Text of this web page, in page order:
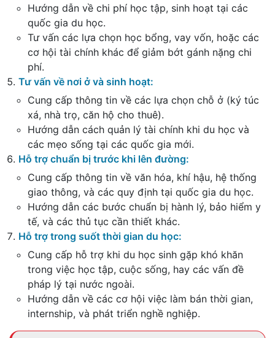
Hướng dẫn về chi phí học tập, sinh hoạt tại các
quốc gia du học.
Tư vấn các lựa chọn học bổng, vay vốn, hoặc các
cơ hội tài chính khác để giảm bớt gánh nặng chi
phí.
Tư vấn về nơi ở và sinh hoạt:
Cung cấp thông tin về các lựa chọn chỗ ở (ký túc
xá, nhà trọ, căn hộ cho thuê).
Hướng dẫn cách quản lý tài chính khi du học và
các mẹo sống tại các quốc gia mới.
Hỗ trợ chuẩn bị trước khi lên đường:
Cung cấp thông tin về văn hóa, khí hậu, hệ thống
giao thông, và các quy định tại quốc gia du học.
Hướng dẫn các bước chuẩn bị hành lý, bảo hiểm y
tế, và các thủ tục cần thiết khác.
Hỗ trợ trong suốt thời gian du học:
Cung cấp hỗ trợ khi du học sinh gặp khó khăn
trong việc học tập, cuộc sống, hay các vấn đề
pháp lý tại nước ngoài.
Hướng dẫn về các cơ hội việc làm bán thời gian,
internship, và phát triển nghề nghiệp.